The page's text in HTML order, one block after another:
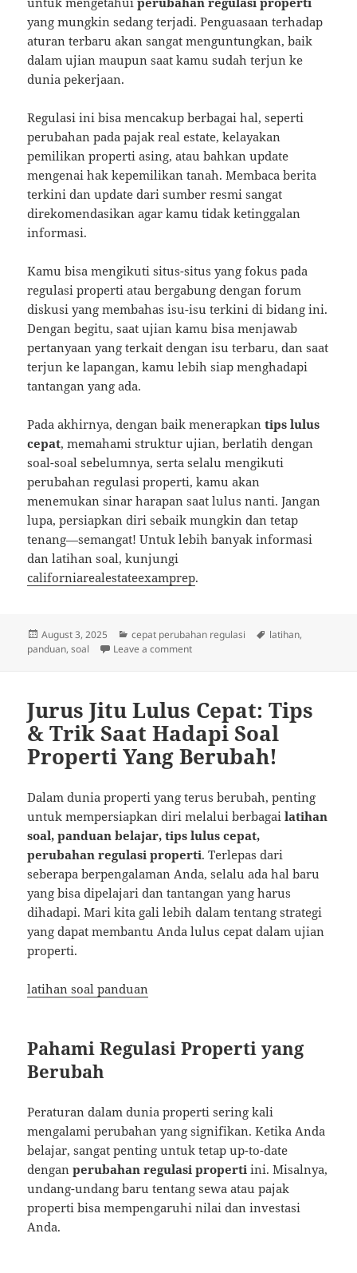
yang mungkin sedang terjadi. Penguasaan terhadap
aturan terbaru akan sangat menguntungkan, baik
dalam ujian maupun saat kamu sudah terjun ke
dunia pekerjaan.
Regulasi ini bisa mencakup berbagai hal, seperti
perubahan pada pajak real estate, kelayakan
pemilikan properti asing, atau bahkan update
mengenai hak kepemilikan tanah. Membaca berita
terkini dan update dari sumber resmi sangat
direkomendasikan agar kamu tidak ketinggalan
informasi.
Kamu bisa mengikuti situs-situs yang fokus pada
regulasi properti atau bergabung dengan forum
diskusi yang membahas isu-isu terkini di bidang ini.
Dengan begitu, saat ujian kamu bisa menjawab
pertanyaan yang terkait dengan isu terbaru, dan saat
terjun ke lapangan, kamu lebih siap menghadapi
tantangan yang ada.
Pada akhirnya, dengan baik menerapkantips lulus
cepat, memahami struktur ujian, berlatih dengan
soal-soal sebelumnya, serta selalu mengikuti
perubahan regulasi properti, kamu akan
menemukan sinar harapan saat lulus nanti. Jangan
lupa, persiapkan diri sebaik mungkin dan tetap
tenang—semangat! Untuk lebih banyak informasi
dan latihan soal, kunjungi
californiarealestateexamprep.
Posted
on
August 3, 2025 Categories
cepat perubahan regulasi Tags
latihan,
panduan,soal Leave a commenton Bersiap Lulus: Tips, Soal Seru,
Jurus Jitu Lulus Cepat: Tips
& Trik Saat Hadapi Soal
Properti Yang Berubah!
Dalam dunia properti yang terus berubah, penting
untuk mempersiapkan diri melalui berbagailatihan
soal, panduan belajar, tips lulus cepat,
perubahan regulasi properti. Terlepas dari
seberapa berpengalaman Anda, selalu ada hal baru
yang bisa dipelajari dan tantangan yang harus
dihadapi. Mari kita gali lebih dalam tentang strategi
yang dapat membantu Anda lulus cepat dalam ujian
properti.
latihan soal panduan
Pahami Regulasi Properti yang
Berubah
Peraturan dalam dunia properti sering kali
mengalami perubahan yang signifikan. Ketika Anda
belajar, sangat penting untuk tetap up-to-date
denganperubahan regulasi properti ini. Misalnya,
undang-undang baru tentang sewa atau pajak
properti bisa mempengaruhi nilai dan investasi
Anda.